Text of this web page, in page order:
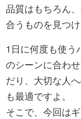
品質はもちろん
合うものを見つけ
1日に何度も使う
のシーンに合わ
だり、大切な人
も最適ですよ。
そこで、今回は